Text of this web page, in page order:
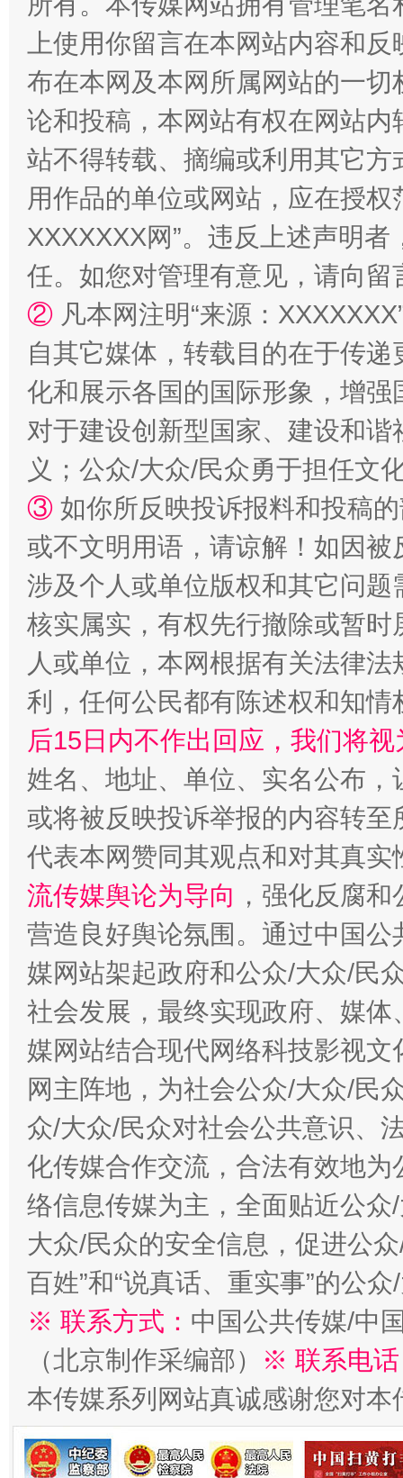
扯下公款旅游的“隐身衣” 如何以
“蜀中异人”王建安的艺术幻境
完善运行机制助力责任有效落实 一纸欠
东山县通报“牛蛙产品抗生素超标问题” 法
千年窑火 生生不息 一
上使用你留言在本网站内容和
布在本网及本网所属网站的一
论和投稿，本网站有权在网站
站不得转载、摘编或利用其它
用作品的单位或网站，应在授
XXXXXXX网”。违反上述声明
任。如您对管理有意见，请向
② 凡本网注明“来源：
自其它媒体，转载目的在于传
化和展示各国的国际形象，增
对于建设创新型国家、建设和
义；公众/大众/民众勇于担任文
③ 如你所反映投诉报料和投稿
或不文明用语，请谅解！如因
涉及个人或单位版权和其它问题
核实属实，有权先行撤除或暂
人或单位，本网根据有关法律
利，任何公民都有陈述权和知情
后15日内不作出回应，我们将
姓名、地址、单位、实名公布
或将被反映投诉举报的内容转
代表本网赞同其观点和对其真实
流传媒舆论为导向 ，强化反腐
营造良好舆论氛围。通过中国
媒网站架起政府和公众/大众/民
社会发展，最终实现政府、媒
媒网站结合现代网络科技影视
网主阵地，为社会公众/大众/民
众/大众/民众对社会公共意识、
化传媒合作交流，合法有效地
络信息传媒为主，全面贴近公
大众/民众的安全信息，促进公
百姓”和“说真话、重实事”的公
※ 联系方式： 中国公共传媒/中
（北京制作采编部）
※ 联系电
本传媒系列网站真诚感谢您对